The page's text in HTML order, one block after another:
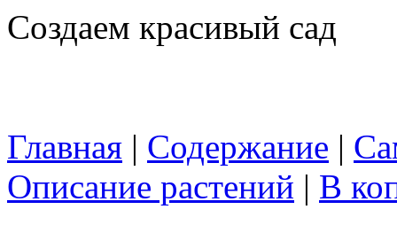
Создаем красивый сад
Главная | Содержание |
Описание растений | В